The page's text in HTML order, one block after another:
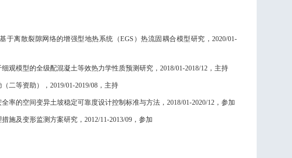
于离散裂隙网络的增强型地热系统（EGS ）热流固耦合模型研究， 2020/01-
观模型的全级配混凝土等效热力学性质预测研究， 2018/01-2018/12 ，主持
二等资助）， 2019/01-2019/08，主持
率的空间变异土坡稳定可靠度设计控制标准与方法， 2018/01-2020/12 ，参加
施及变形监测方案研究， 2012/11-2013/09，参加